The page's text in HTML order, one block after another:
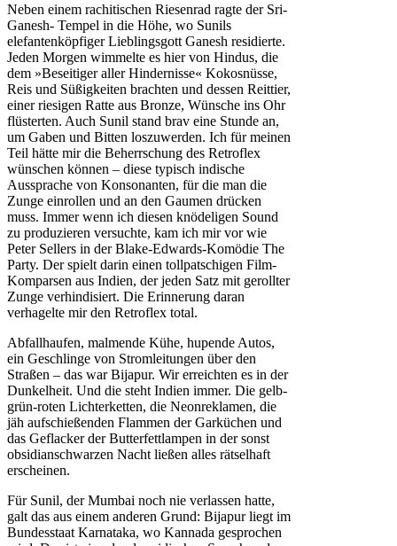
Neben einem rachitischen Riesenrad ragte der Sri-
Ganesh- Tempel in die Höhe, wo Sunils
elefantenköpfiger Lieblingsgott Ganesh residierte.
Jeden Morgen wimmelte es hier von Hindus, die
dem »Beseitiger aller Hindernisse« Kokosnüsse,
Reis und Süßigkeiten brachten und dessen Reittier,
einer riesigen Ratte aus Bronze, Wünsche ins Ohr
flüsterten. Auch Sunil stand brav eine Stunde an,
um Gaben und Bitten loszuwerden. Ich für meinen
Teil hätte mir die Beherrschung des Retroflex
wünschen können – diese typisch indische
Aussprache von Konsonanten, für die man die
Zunge einrollen und an den Gaumen drücken
muss. Immer wenn ich diesen knödeligen Sound
zu produzieren versuchte, kam ich mir vor wie
Peter Sellers in der Blake-Edwards-Komödie The
Party. Der spielt darin einen tollpatschigen Film-
Komparsen aus Indien, der jeden Satz mit gerollter
Zunge verhindisiert. Die Erinnerung daran
verhagelte mir den Retroflex total.
Abfallhaufen, malmende Kühe, hupende Autos,
ein Geschlinge von Stromleitungen über den
Straßen – das war Bijapur. Wir erreichten es in der
Dunkelheit. Und die steht Indien immer. Die gelb-
grün-roten Lichterketten, die Neonreklamen, die
jäh aufschießenden Flammen der Garküchen und
das Geflacker der Butterfettlampen in der sonst
obsidianschwarzen Nacht ließen alles rätselhaft
erscheinen.
Für Sunil, der Mumbai noch nie verlassen hatte,
galt das aus einem anderen Grund: Bijapur liegt im
Bundesstaat Karnataka, wo Kannada gesprochen